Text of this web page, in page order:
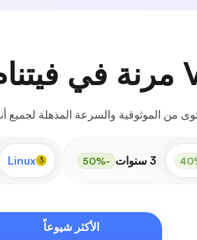
3 سنوات -50%
Linux
الأكثر شيوعاً